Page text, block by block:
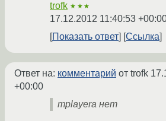
trofk ★★★
17.12.2012 11:40:53
Показать ответ Ссылка
Ответ на: комментарий от trofk
+00:00
mplayera нет